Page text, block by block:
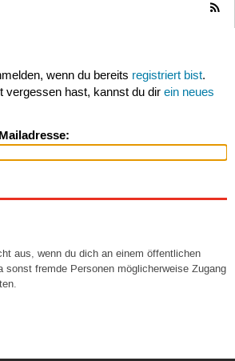
wenn du bereits registriert bist.
vergessen hast, kannst du dir ein neues
aus, wenn du dich an einem öffentlichen
sonst fremde Personen möglicherweise Zugang